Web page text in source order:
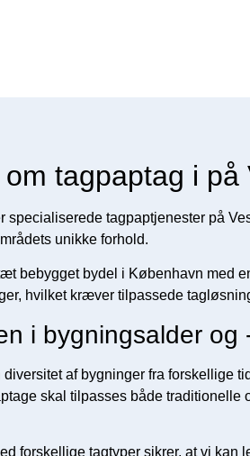
tagpaptag i på
specialiserede tagpaptjenester på
unikke forhold.
bebygget bydel i København med
hvilket kræver tilpassede
i bygningsalder og
diversitet af bygninger fra forskellige
skal tilpasses både traditionelle
forskellige tagtyper sikrer, at vi kan